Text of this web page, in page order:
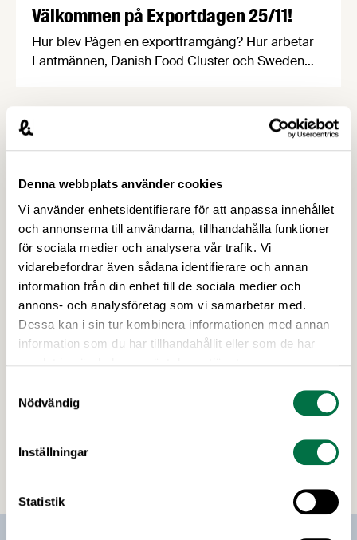
Denna webbplats använder cookies
Vi använder enhetsidentifierare för att anpassa innehållet
och annonserna till användarna, tillhandahålla funktioner
för sociala medier och analysera vår trafik. Vi
vidarebefordrar även sådana identifierare och annan
information från din enhet till de sociala medier och
annons- och analysföretag som vi samarbetar med.
Dessa kan i sin tur kombinera informationen med annan
information som du har tillhandahållit eller som de har
Nödvändig
Inställningar
Statistik
Välkommen på Exportdagen 25/11!
Hur blev Pågen en exportframgång? Hur arbetar
Lantmännen, Danish Food Cluster och Sweden
Swedens experter? Hur gör The Absolut Company,
Try Swedish och Visit Sweden för att nå ut till den
får du svar på under Exportdagen!
stoppa EU-kommissionens lagförslag
mot otillbörliga affärsmetoder
EU-kommissionen vill genom en ny lag stävja
otillbörliga affärsmetoder som missgynnar mindre
djurrättsorganisationer utnyttjar nu ett